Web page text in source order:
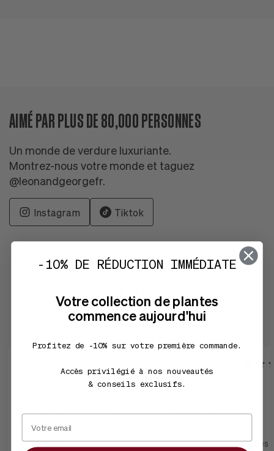
AIMÉ PAR PLUS DE 80,000 PERSONNES
Un monde de verdure luxuriante.
Montrez-nous votre monde et taguez
@leonandgeorgefr.
Instagram Tiktok
AVIS CLIENTS
informations nécessaires
quant au délai de livraison et
certaines feuilles ont été
marque noire au niveau des
-10% DE RÉDUCTION IMMÉDIATE
Votre collection de plantes
commence aujourd'hui
Profitez de -10% sur votre première commande.
Accès privilégié à nos nouveautés
& conseils exclusifs.